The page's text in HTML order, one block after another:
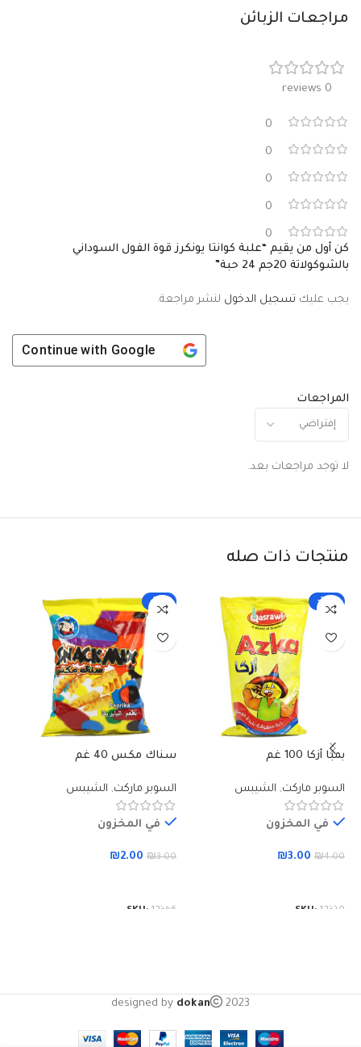
مراجعات الزبائن
0 reviews
0
0
0
0
0
المراجعات
لا توجد مراجعات بعد.
كن أول من يقيم “علبة كوانتا يونكرز قوة الفول السوداني
بالشوكولاتة 20جم 24 حبة”
يجب عليك تسجيل الدخول لنشر مراجعة.
Continue with Google
منتجات ذات صله
-25%
بمبا أزكا 100 غم
السوبر ماركت, الشيبس
في المخزون
₪4.00
₪3.00
SKU: 12370
-33%
سناك مكس 40 غم
السوبر ماركت, الشيبس
في المخزون
₪3.00
₪2.00
SKU: 12366
designed by dokan 2023